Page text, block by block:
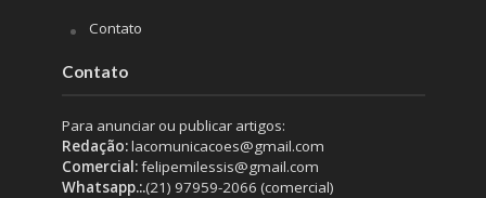
Contato
Contato
Para anunciar ou publicar artigos:
Redação:lacomunicacoes@gmail.com
Comercial:felipemilessis@gmail.com
Whatsapp.:.(21) 97959-2066 (comercial)